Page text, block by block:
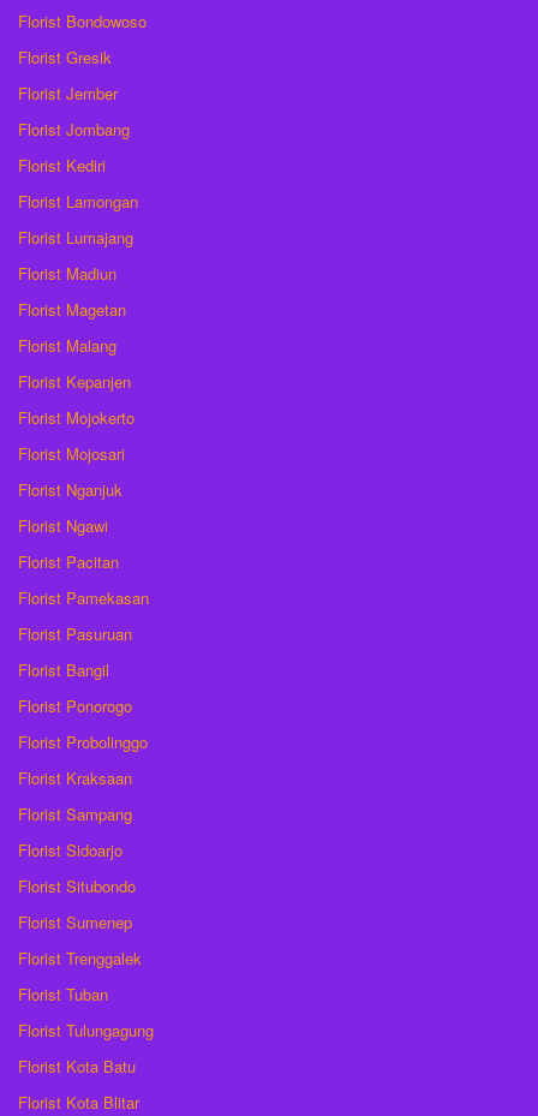
Florist Bondowoso
Florist Gresik
Florist Jember
Florist Jombang
Florist Kediri
Florist Lamongan
Florist Lumajang
Florist Madiun
Florist Magetan
Florist Malang
Florist Kepanjen
Florist Mojokerto
Florist Mojosari
Florist Nganjuk
Florist Ngawi
Florist Pacitan
Florist Pamekasan
Florist Pasuruan
Florist Bangil
Florist Ponorogo
Florist Probolinggo
Florist Kraksaan
Florist Sampang
Florist Sidoarjo
Florist Situbondo
Florist Sumenep
Florist Trenggalek
Florist Tuban
Florist Tulungagung
Florist Kota Batu
Florist Kota Blitar